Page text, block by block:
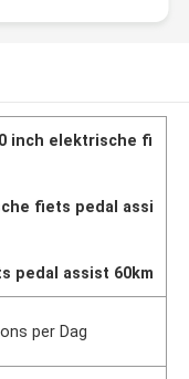
inch elektrische fi
fiets pedal assi
pedal assist 60km
per Dag